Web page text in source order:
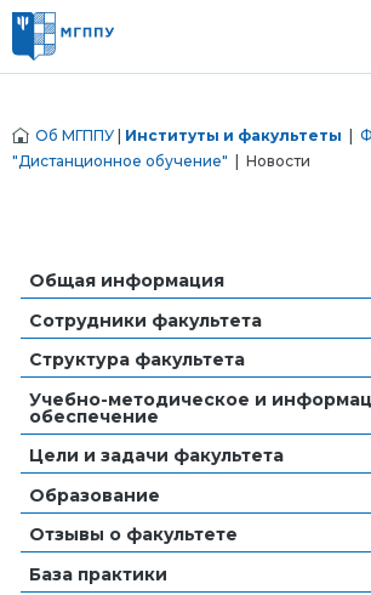
Об МГППУ Институты и факультеты
"Дистанционное обучение" | Новости
Общая информация
Сотрудники факультета
Структура факультета
Учебно-методическое и
обеспечение
Цели и задачи факультета
Образование
Отзывы о факультете
База практики